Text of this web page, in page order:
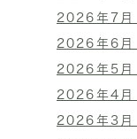
2026年7
2026年6
2026年5
2026年4
2026年3